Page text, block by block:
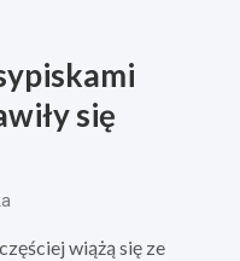
się
wiążą się ze